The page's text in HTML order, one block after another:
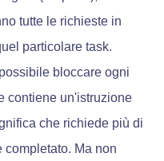
tutte le richieste in
particolare task.
bloccare ogni
contiene un'istruzione
che richiede più di
Ma non